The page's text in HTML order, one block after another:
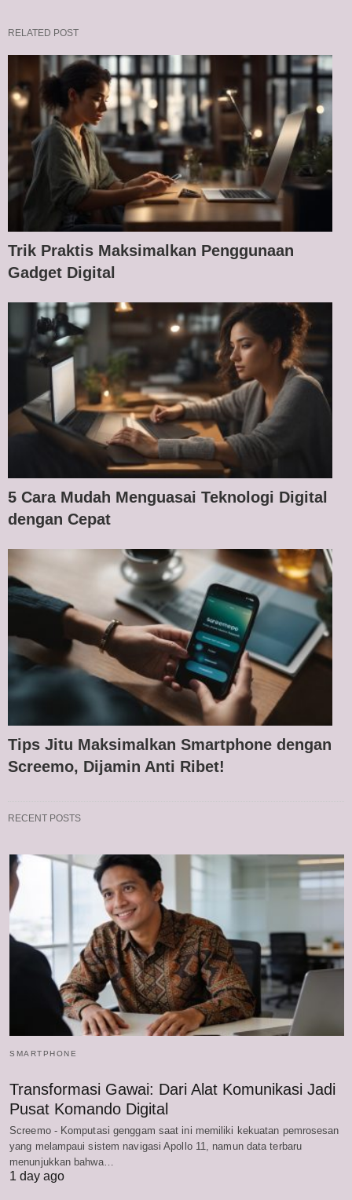
RELATED POST
Trik Praktis Maksimalkan Penggunaan
Gadget Digital
5 Cara Mudah Menguasai Teknologi Digital
dengan Cepat
Tips Jitu Maksimalkan Smartphone dengan
Screemo, Dijamin Anti Ribet!
RECENT POSTS
SMARTPHONE
Transformasi Gawai: Dari Alat Komunikasi Jadi
Pusat Komando Digital
Screemo - Komputasi genggam saat ini memiliki kekuatan pemrosesan
yang melampaui sistem navigasi Apollo 11, namun data terbaru
menunjukkan bahwa…
1 day ago